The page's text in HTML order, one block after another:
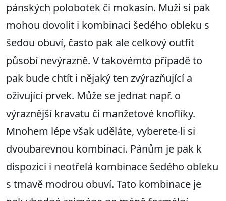
pánských polobotek či mokasín. Muži si pak
mohou dovolit i kombinaci šedého obleku s
šedou obuví, často pak ale celkový outfit
působí nevýrazně. V takovémto případě to
pak bude chtít i nějaký ten zvýrazňující a
oživující prvek. Může se jednat např. o
výraznější kravatu či manžetové knoflíky.
Mnohem lépe však uděláte, vyberete-li si
dvoubarevnou kombinaci. Pánům je pak k
dispozici i neotřelá kombinace šedého obleku
s tmavě modrou obuví. Tato kombinace je